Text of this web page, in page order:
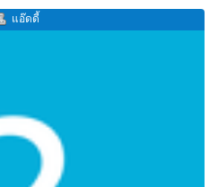
แอ๊ดดี้